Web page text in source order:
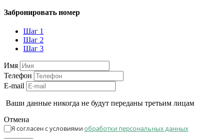
Забронировать номер
Шаг 1
Шаг 2
Шаг 3
Имя
Телефон
E-mail
Ваши данные никогда не будут переданы третьим лицам
Отмена
Я согласен с условиямиобработки персональных данных